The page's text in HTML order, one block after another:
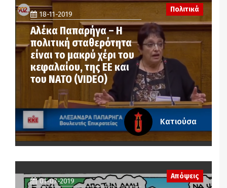
18-11-2019
Αλέκα Παπαρήγα – Η
πολιτική σταθερότητα
είναι το μακρύ χέρι του
κεφαλαίου, της ΕΕ και
του ΝΑΤΟ (VIDEO)
Πολιτικά
Κατιούσα
01-07-2019
Απόψεις